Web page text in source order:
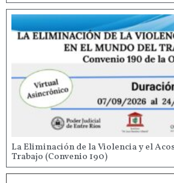
La Eliminación de la Violencia y el
Trabajo (Convenio 190)